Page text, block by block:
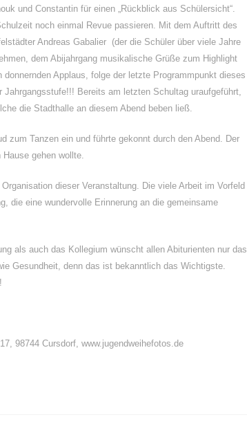
und Constantin für einen „Rückblick aus Schülersicht“.
noch einmal Revue passieren. Mit dem Auftritt des
Andreas Gabalier (der die Schüler über viele Jahre
dem Abijahrgang musikalische Grüße zum Highlight
Applaus, folge der letzte Programmpunkt dieses
Bereits am letzten Schultag uraufgeführt,
die Stadthalle an diesem Abend beben ließ.
zum Tanzen ein und führte gekonnt durch den Abend. Der
gehen wollte.
dieser Veranstaltung. Die viele Arbeit im Vorfeld
die eine wundervolle Erinnerung an die gemeinsame
als auch das Kollegium wünscht allen Abiturienten nur das
Gesundheit, denn das ist bekanntlich das Wichtigste.
98744 Cursdorf, www.jugendweihefotos.de